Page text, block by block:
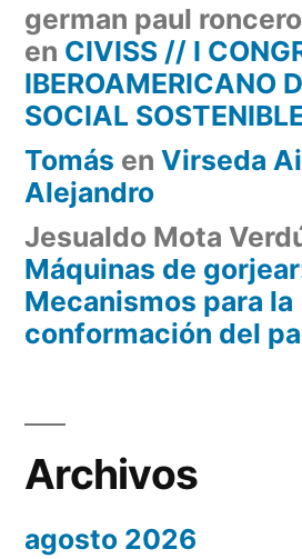
german paul
en CIVISS // I
IBEROAMERICANO
SOCIAL
Tomás en Virseda
Alejandro
Jesualdo Mota
Máquinas de
Mecanismos para la
conformación del
Archivos
agosto 2026